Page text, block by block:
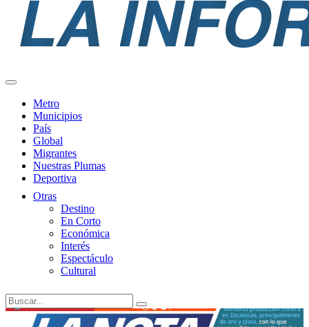
Metro
Municipios
País
Global
Migrantes
Nuestras Plumas
Deportiva
Otras
Destino
En Corto
Económica
Interés
Espectáculo
Cultural